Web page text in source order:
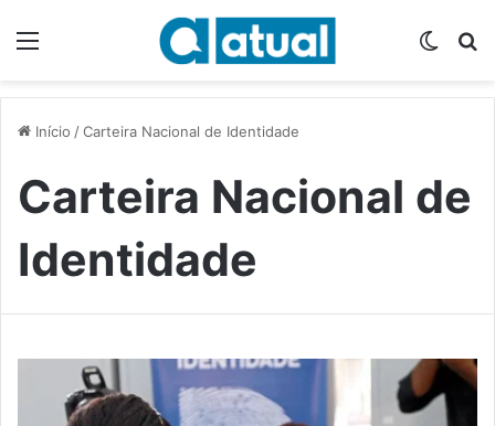
Início /Carteira Nacional de Identidade
Carteira Nacional de
Identidade